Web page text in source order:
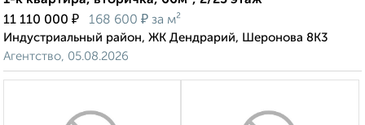
11 110 000 ₽ 168 600 ₽ за м²
Индустриальный район, ЖК Дендрарий, Шеронова 8К3
Агентство, 05.08.2026